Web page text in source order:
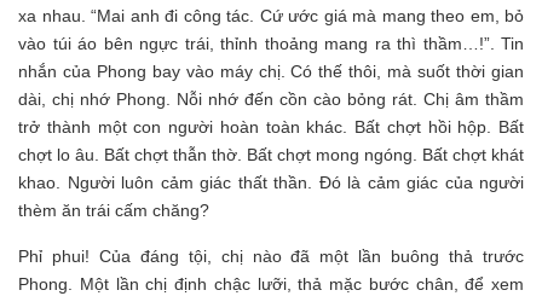
xa nhau. “Mai anh đi công tác. Cứ ước giá mà mang theo em, bỏ
vào túi áo bên ngực trái, thỉnh thoảng mang ra thì thầm…!”. Tin
nhắn của Phong bay vào máy chị. Có thế thôi, mà suốt thời gian
dài, chị nhớ Phong. Nỗi nhớ đến cồn cào bỏng rát. Chị âm thầm
trở thành một con người hoàn toàn khác. Bất chợt hồi hộp. Bất
chợt lo âu. Bất chợt thẫn thờ. Bất chợt mong ngóng. Bất chợt khát
khao. Người luôn cảm giác thất thần. Đó là cảm giác của người
thèm ăn trái cấm chăng?
Phỉ phui! Của đáng tội, chị nào đã một lần buông thả trước
Phong. Một lần chị định chậc lưỡi, thả mặc bước chân, để xem